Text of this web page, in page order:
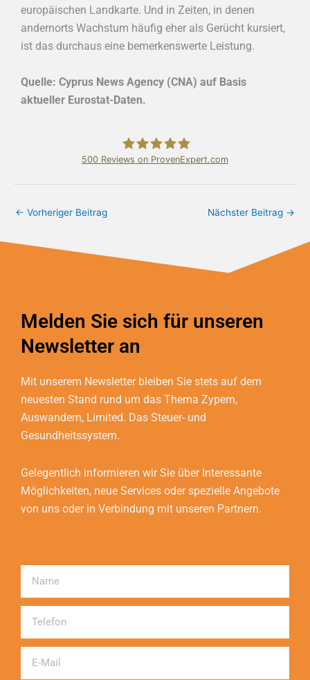
europäischen Landkarte. Und in Zeiten, in denen
andernorts Wachstum häufig eher als Gerücht kursiert,
ist das durchaus eine bemerkenswerte Leistung.
Quelle: Cyprus News Agency (CNA) auf Basis
aktueller Eurostat-Daten.
500 Reviews on ProvenExpert.com
← Vorheriger Beitrag Nächster Beitrag →
Melden Sie sich für unseren
Newsletter an
Mit unserem Newsletter bleiben Sie stets auf dem
neuesten Stand rund um das Thema Zypern,
Auswandern, Limited. Das Steuer- und
Gesundheitssystem.
Gelegentlich informieren wir Sie über Interessante
Möglichkeiten, neue Services oder spezielle Angebote
von uns oder in Verbindung mit unseren Partnern.
Telefon